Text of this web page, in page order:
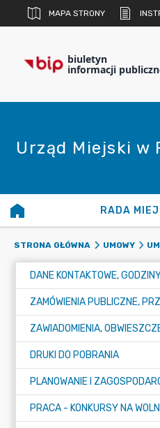
MAPA STRONY
biuletyn
informacji
Urząd Miejski w
RADA
STRONA GŁÓWNA UMOWY
DRUKI DO POBRANIA